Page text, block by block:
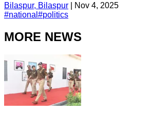
Bilaspur, Bilaspur
Nov 4, 2025
#national #politics
MORE NEWS